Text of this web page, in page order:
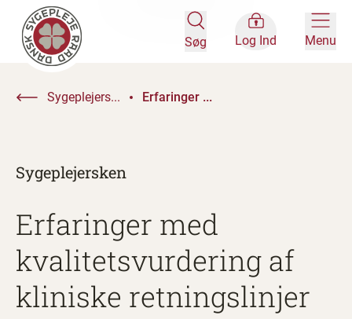
Søg Log Ind Menu
Sygeplejers... Erfaringer ...
Sygeplejersken
Erfaringer med
kvalitetsvurdering af
kliniske retningslinjer